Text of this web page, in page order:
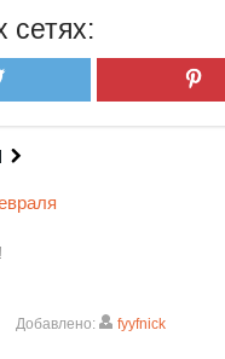
сетях:
Добавлено: fyyfnick